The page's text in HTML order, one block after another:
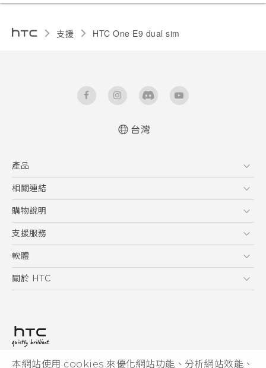
本網站使用 cookies 來優化網站功能、分析網站效能、
支援 HTC One E9 dual sim‎
台灣
產品
5G
智慧型手機
配件
相關連結
HTC Research
購物說明
購物須知
訂單管理
付款方式
支援服務
到府收送維修服務
服務中心資訊
客戶服務佈告欄
軟體
應用程式
HTC Sync Manager
關於 HTC
投資人
© 2011-2026 HTC Corporation